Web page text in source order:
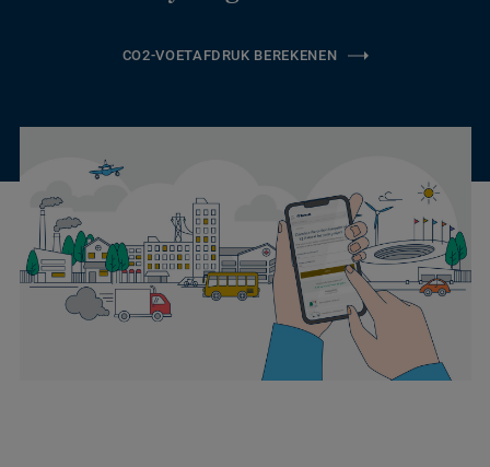
CO2-VOETAFDRUK BEREKENEN